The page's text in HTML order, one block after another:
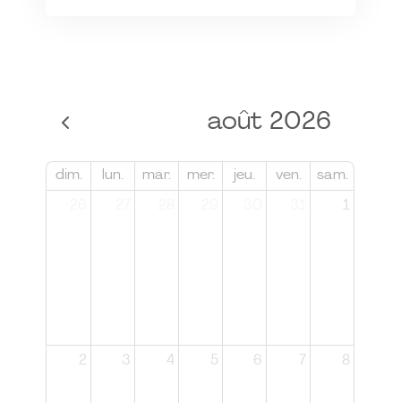
août 2026
dim. lun. mar. mer. jeu. ven. sam.
1
2 3 4 5 6 7 8